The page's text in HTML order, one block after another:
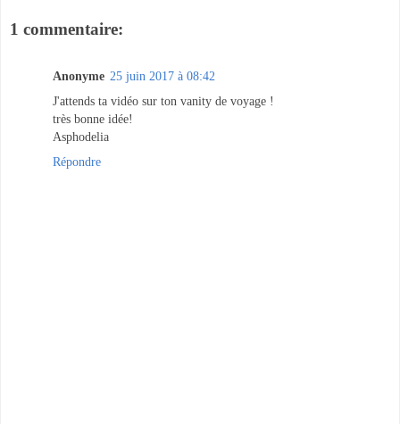
1 commentaire:
Anonyme 25 juin 2017 à 08:42
J'attends ta vidéo sur ton vanity de voyage !
très bonne idée!
Asphodelia
Répondre